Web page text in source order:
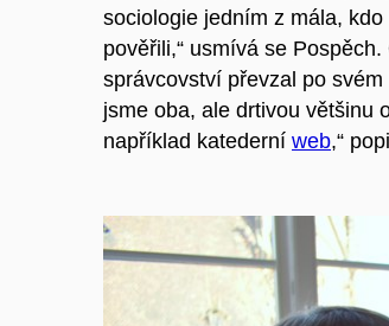
sociologie jedním z mála,
pověřili,“ usmívá se Pospěch.
správcovství převzal po svém
jsme oba, ale drtivou většinu
například katederní web,“